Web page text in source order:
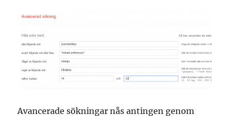
Avancerade sökningar nås antingen genom